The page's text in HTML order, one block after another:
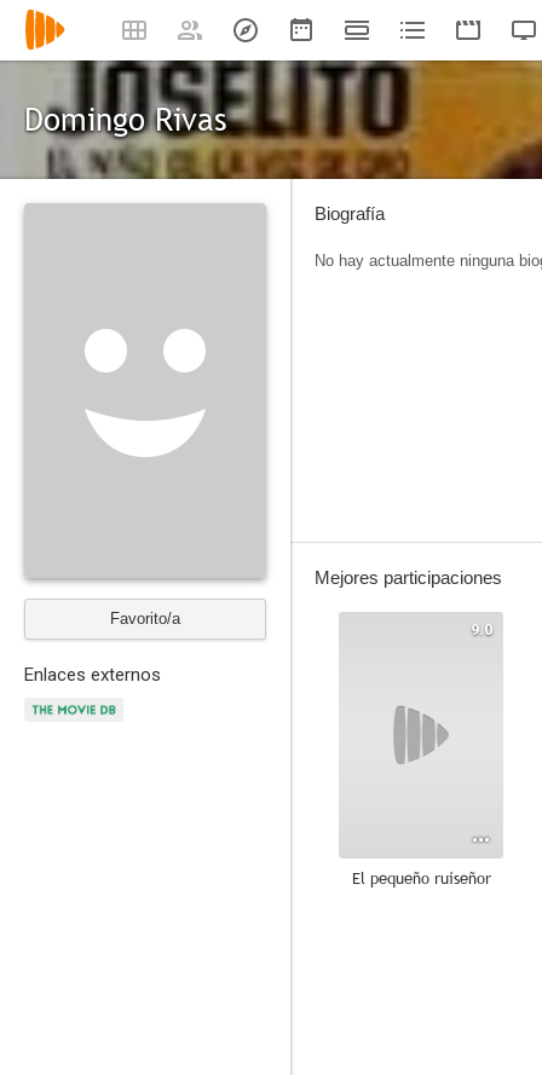
Domingo Rivas
Favorito/a
Enlaces externos
Biografía
No hay actualmente ninguna
Mejores participaciones
9.0
El pequeño ruiseñor